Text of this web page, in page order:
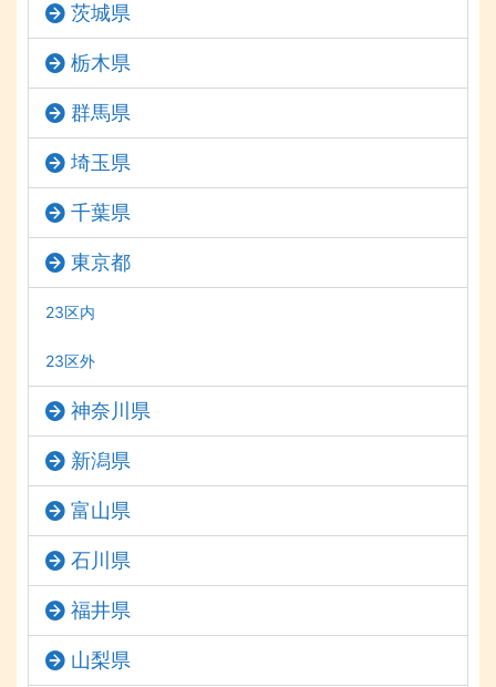
茨城県
栃木県
群馬県
埼玉県
千葉県
東京都
23区内
23区外
神奈川県
新潟県
富山県
石川県
福井県
山梨県